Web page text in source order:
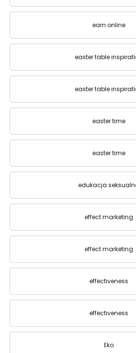
earn online
easter table
easter table
easter time
easter time
edukacja
effect marketing
effect marketing
effectiveness
effectiveness
Eko